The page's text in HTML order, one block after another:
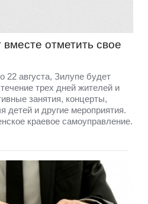
отметить свое
22 августа, Зилупе будет
трех дней жителей и
занятия, концерты,
детей и другие мероприятия.
краевое самоуправление.